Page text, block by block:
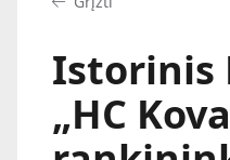
Tvarkaraštis
Statistika
Turnyrinė lentelė
Komandos
Istorinis
„HC